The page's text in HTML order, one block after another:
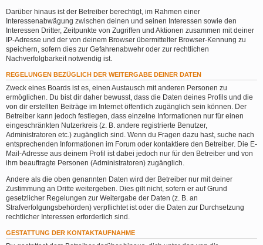
Darüber hinaus ist der Betreiber berechtigt, im Rahmen einer
Interessenabwägung zwischen deinen und seinen Interessen sowie den
Interessen Dritter, Zeitpunkte von Zugriffen und Aktionen zusammen mit deiner
IP-Adresse und der von deinem Browser übermittelter Browser-Kennung zu
speichern, sofern dies zur Gefahrenabwehr oder zur rechtlichen
Nachverfolgbarkeit notwendig ist.
REGELUNGEN BEZÜGLICH DER WEITERGABE DEINER DATEN
Zweck eines Boards ist es, einen Austausch mit anderen Personen zu
ermöglichen. Du bist dir daher bewusst, dass die Daten deines Profils und die
von dir erstellten Beiträge im Internet öffentlich zugänglich sein können. Der
Betreiber kann jedoch festlegen, dass einzelne Informationen nur für einen
eingeschränkten Nutzerkreis (z. B. andere registrierte Benutzer,
Administratoren etc.) zugänglich sind. Wenn du Fragen dazu hast, suche nach
entsprechenden Informationen im Forum oder kontaktiere den Betreiber. Die E-
Mail-Adresse aus deinem Profil ist dabei jedoch nur für den Betreiber und von
ihm beauftragte Personen (Administratoren) zugänglich.
Andere als die oben genannten Daten wird der Betreiber nur mit deiner
Zustimmung an Dritte weitergeben. Dies gilt nicht, sofern er auf Grund
gesetzlicher Regelungen zur Weitergabe der Daten (z. B. an
Strafverfolgungsbehörden) verpflichtet ist oder die Daten zur Durchsetzung
rechtlicher Interessen erforderlich sind.
GESTATTUNG DER KONTAKTAUFNAHME